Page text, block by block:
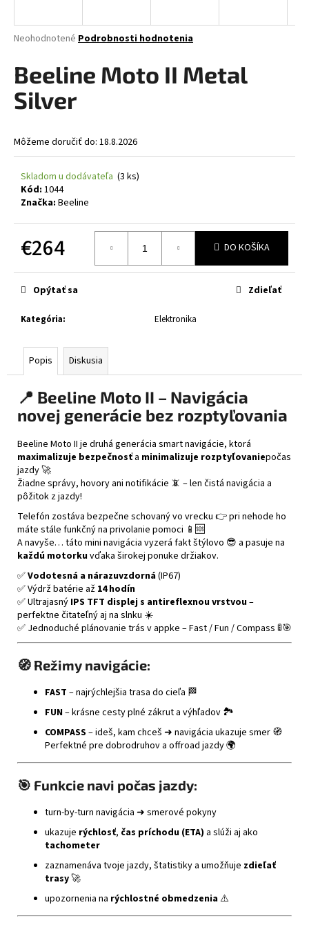
Priemerné
produktu
je
0,0
z
Neohodnotené Podrobnosti hodnotenia
Beeline Moto II Metal
Silver
Môžeme doručiť do: 18.8.2026
Skladom u dodávateľa (3 ks)
Kód: 1044
Značka: Beeline
€264
cena:
DO KOŠÍKA
Kategória: Elektronika
Opýtať sa Zdieľať
Popis Diskusia
📍 Beeline Moto II – Navigácia
novej generácie bez rozptyľovania
Beeline Moto II je druhá generácia smart navigácie, ktorá
maximalizuje bezpečnosť a minimalizuje rozptyľovaniepočas
jazdy 🚀
Žiadne správy, hovory ani notifikácie 📵 – len čistá navigácia a
pôžitok z jazdy!
Telefón zostáva bezpečne schovaný vo vrecku 👉 pri nehode ho
máte stále funkčný na privolanie pomoci 📱🆘
A navyše… táto mini navigácia vyzerá fakt štýlovo 😎 a pasuje na
každú motorkuvďaka širokej ponuke držiakov.
✅Vodotesná a nárazuvzdorná(IP67)
✅ Výdrž batérie až 14 hodín
✅ Ultrajasný IPS TFT displej s antireflexnou vrstvou–
perfektne čitateľný aj na slnku ☀️
✅ Jednoduché plánovanie trás v appke – Fast / Fun / Compass 🚦🎯
🧭 Režimy navigácie:
FAST – najrýchlejšia trasa do cieľa 🏁
FUN– krásne cesty plné zákrut a výhľadov 🏞️
COMPASS – ideš, kam chceš ➜ navigácia ukazuje smer 🧭
Perfektné pre dobrodruhov a offroad jazdy 🌍
🎯 Funkcie navi počas jazdy:
turn-by-turn navigácia ➜ smerové pokyny
ukazuje rýchlosť, čas príchodu (ETA) a slúži aj ako
tachometer
zaznamenáva tvoje jazdy, štatistiky a umožňuje zdieľať
trasy🚀
upozornenia na rýchlostné obmedzenia ⚠️
j
ť
?
HĽADAŤ
O
p
ú
XRC
FRONTER
BLACK
€243